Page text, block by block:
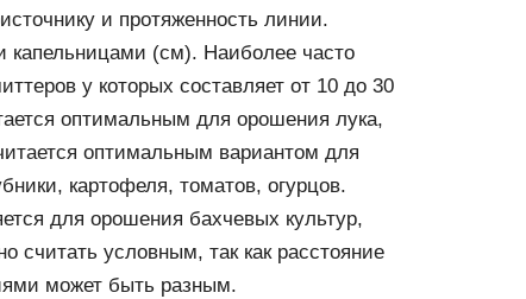
и протяженность линии.
капельницами (см). Наиболее часто
у которых составляет от 10 до 30
оптимальным для орошения лука,
оптимальным вариантом для
картофеля, томатов, огурцов.
для орошения бахчевых культур,
считать условным, так как расстояние
может быть разным.